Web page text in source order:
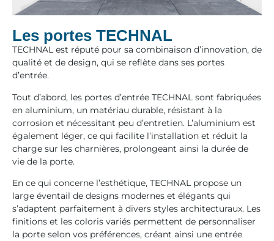
Les portes TECHNAL
TECHNAL est réputé pour sa combinaison d’innovation, de
qualité et de design, qui se reflète dans ses portes
d’entrée.
Tout d’abord, les portes d’entrée TECHNAL sont fabriquées
en aluminium, un matériau durable, résistant à la
corrosion et nécessitant peu d’entretien. L’aluminium est
également léger, ce qui facilite l’installation et réduit la
charge sur les charnières, prolongeant ainsi la durée de
vie de la porte.
En ce qui concerne l’esthétique, TECHNAL propose un
large éventail de designs modernes et élégants qui
s’adaptent parfaitement à divers styles architecturaux. Les
finitions et les coloris variés permettent de personnaliser
la porte selon vos préférences, créant ainsi une entrée